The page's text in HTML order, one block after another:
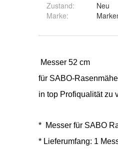
Zustand:
Neu
Marke: